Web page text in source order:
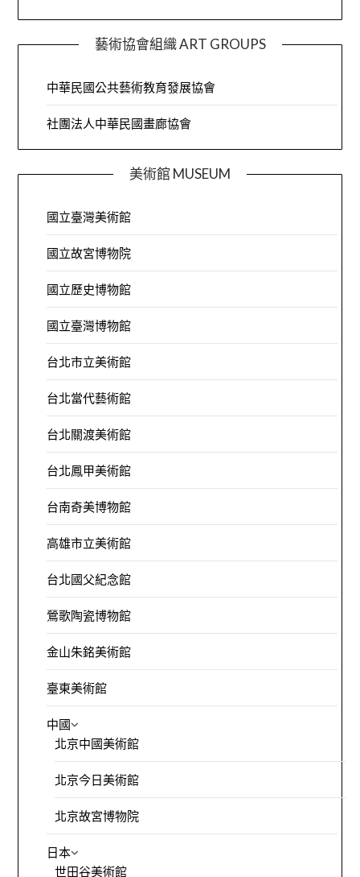
藝術協會組織 ART GROUPS
中華民國公共藝術教育發展協會
社團法人中華民國畫廊協會
美術館 MUSEUM
國立臺灣美術館
國立故宮博物院
國立歷史博物館
國立臺灣博物館
台北市立美術館
台北當代藝術館
台北關渡美術館
台北鳳甲美術館
台南奇美博物館
高雄市立美術館
台北國父紀念館
鶯歌陶瓷博物館
金山朱銘美術館
臺東美術館
中國
北京中國美術館
北京今日美術館
北京故宮博物院
日本
世田谷美術館